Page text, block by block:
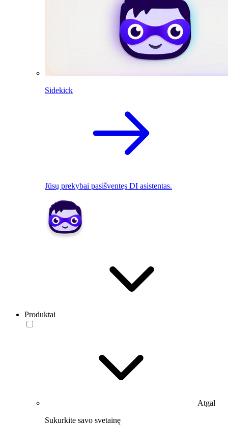
Sidekick
Jūsų prekybai pasišventęs DI asistentas.
Produktai
Atgal
Sukurkite savo svetainę